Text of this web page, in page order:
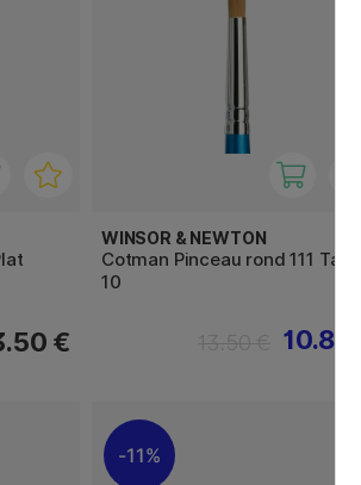
€
WINSOR & NEWTON
Cotman Pinceau rond 111 Taille
10
10.80 €
11%